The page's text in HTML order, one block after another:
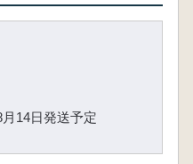
月14日発送予定